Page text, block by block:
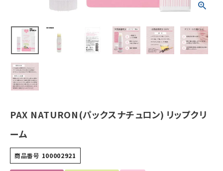
美容・コスメ・香水
衛生用品
日用品雑貨
フェムケア
キッズ・ベビー・マタニティ
PAX NATURON(パックスナチュロン) リップクリ
ーム
商品番号 100002921